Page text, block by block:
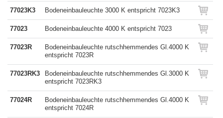
77023K3 Bodeneinbauleuchte 3000 K entspricht 7023K3
77023 Bodeneinbauleuchte 4000 K entspricht 7023
77023R
Bodeneinbauleuchte rutschhemmendes Gl.4000 K
entspricht 7023R
77023RK3
Bodeneinbauleuchte rutschhemmendes Gl.3000 K
entspricht 7023RK3
77024R
Bodeneinbauleuchte rutschhemmendes Gl.4000 K
entspricht 7024R